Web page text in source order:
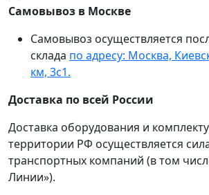
Самовывоз в Москве
Самовывоз осуществляется
склада по адресу: Москва,
км, 3с1.
Доставка по всей России
Доставка оборудования и
территории РФ осуществляется
транспортных компаний (в том
Линии»).